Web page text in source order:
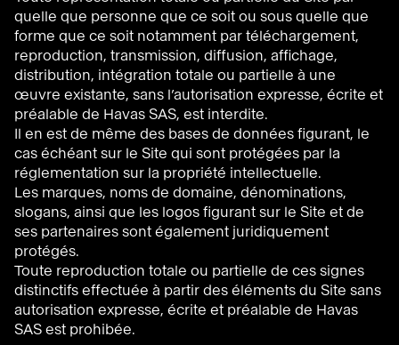
quelle que personne que ce soit ou sous quelle que
forme que ce soit notamment par téléchargement,
reproduction, transmission, diffusion, affichage,
distribution, intégration totale ou partielle à une
œuvre existante, sans l’autorisation expresse, écrite et
préalable de Havas SAS, est interdite.
Il en est de même des bases de données figurant, le
cas échéant sur le Site qui sont protégées par la
réglementation sur la propriété intellectuelle.
Les marques, noms de domaine, dénominations,
slogans, ainsi que les logos figurant sur le Site et de
ses partenaires sont également juridiquement
protégés.
Toute reproduction totale ou partielle de ces signes
distinctifs effectuée à partir des éléments du Site sans
autorisation expresse, écrite et préalable de Havas
SAS est prohibée.